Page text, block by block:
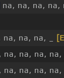
na, na, na, na,
na, na, na, _
na, na, na,
na, na, na,